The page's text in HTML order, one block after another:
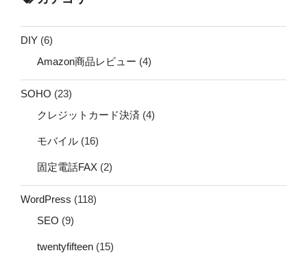
DIY (6)
Amazon商品レビュー (4)
SOHO (23)
クレジットカード決済 (4)
モバイル (16)
固定電話FAX (2)
WordPress (118)
SEO (9)
twentyfifteen (15)